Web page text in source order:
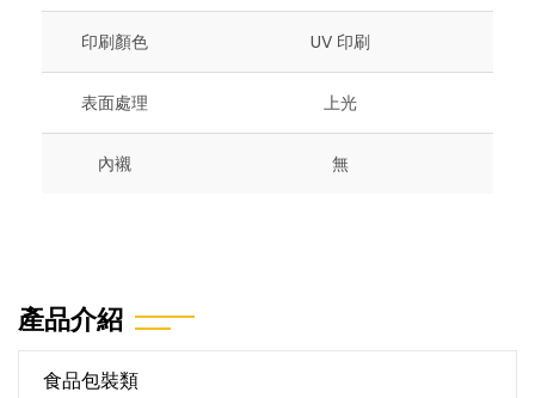
印刷顏色 UV 印刷
表面處理 上光
內襯 無
產品介紹
食品包裝類